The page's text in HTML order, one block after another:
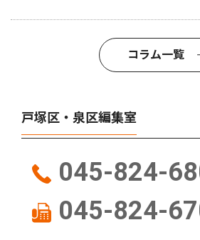
コラム一覧
戸塚区・泉区編集室
045-824-
045-824-